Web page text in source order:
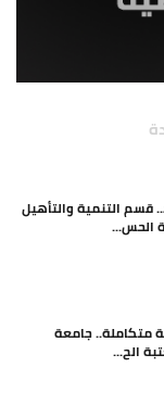
قسم التنمية والتأهيل
الحس...
متكاملة.. جامعة
الح...